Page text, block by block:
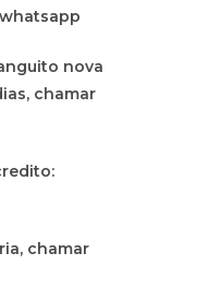
nova
chamar
chamar